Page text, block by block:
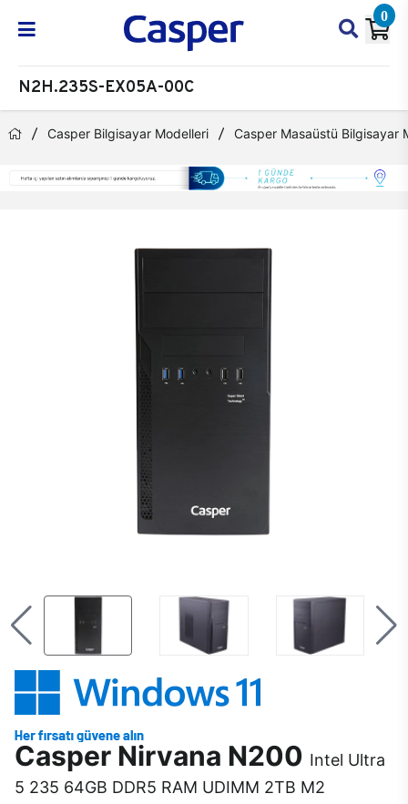
0
N2H.235S-EX05A-00C
Casper Bilgisayar Modelleri Casper Masaüstü Bilgisayar
Casper Nirvana N200 Intel Ultra
5 235 64GB DDR5 RAM UDIMM 2TB M2